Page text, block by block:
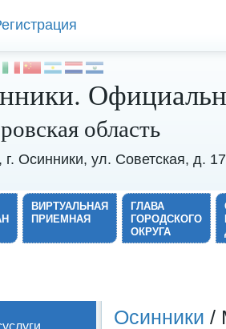
область
г. Осинники, ул. Советская, д.
ВИРТУАЛЬНАЯ
ПРИЕМНАЯ
ГЛАВА
ГОРОДСКОГО
ОКРУГА
Осинники /